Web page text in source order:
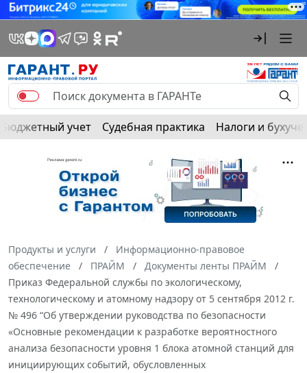
Бюджетный учет Судебная практика Налоги и
Продукты и услуги
Информационно-правовое
обеспечение
ПРАЙМ
Документы ленты ПРАЙМ
Приказ Федеральной службы по экологическому,
технологическому и атомному надзору от 5 сентября 2012 г.
№ 496 “Об утверждении руководства по безопасности
«Основные рекомендации к разработке вероятностного
анализа безопасности уровня 1 блока атомной станций для
инициирующих событий, обусловленных